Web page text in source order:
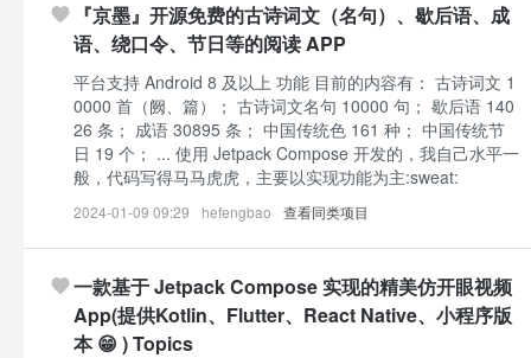
『京墨』开源免费的古诗词文（名句）、歇后语、成
语、绕口令、节日等的阅读 APP
平台支持 Android 8 及以上 功能 目前的内容有： 古诗词文 1
0000 首（阙、篇）； 古诗词文名句 10000 句； 歇后语 140
26 条； 成语 30895 条； 中国传统色 161 种； 中国传统节
日 19 个； ... 使用 Jetpack Compose 开发的，我自己水平一
般，代码写得马马虎虎，主要以实现功能为主:sweat:
2024-01-09 09:29 hefengbao 查看同类项目
一款基于 Jetpack Compose 实现的精美仿开眼视频
App(提供Kotlin、Flutter、React Native、小程序版
本 😁 ) Topics